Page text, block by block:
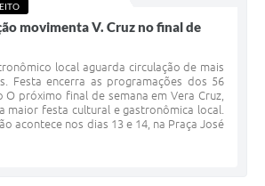
movimenta V. Cruz no final de
local aguarda circulação de mais
Festa encerra as programações dos 56
O próximo final de semana em Vera Cruz,
maior festa cultural e gastronômica local.
acontece nos dias 13 e 14, na Praça José